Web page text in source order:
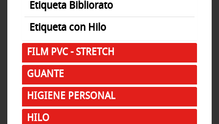
Etiqueta Bibliorato
Etiqueta con Hilo
FILM PVC - STRETCH
GUANTE
HIGIENE PERSONAL
HILO